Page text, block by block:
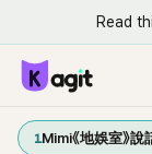
Read
1Mimi《地娛室》